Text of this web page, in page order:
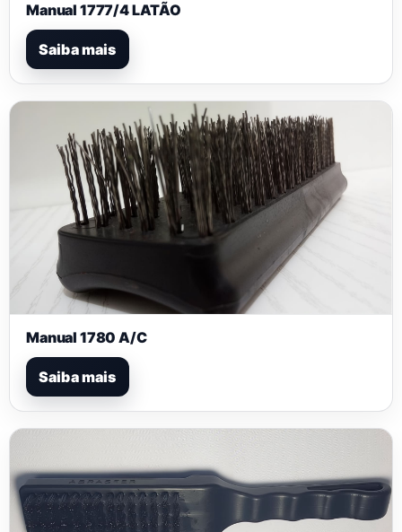
Manual 1777/4 LATÃO
Saiba mais
Manual 1780 A/C
Saiba mais